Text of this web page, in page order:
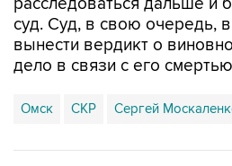
суд. Суд, в свою очередь,
вынести вердикт о
дело в связи с его
Омск СКР Сергей